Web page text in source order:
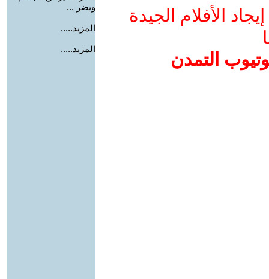
الأفلام الجيدة
التمدن
ويضر ...
المزيد.....
المزيد.....